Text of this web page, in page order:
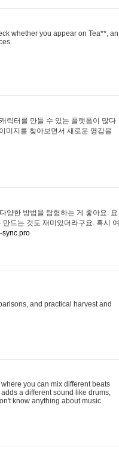
whether you appear on Tea**, an
릭터를 만들 수 있는 플랫폼이 많다
미지를 찾아보면서 새로운 영감을
양한 방법을 탐험하는 게 좋아요. 요
드는 것도 재미있더라구요. 혹시 여
sync.pro
and practical harvest and
you can mix different beats
a different sound like drums,
know anything about music.